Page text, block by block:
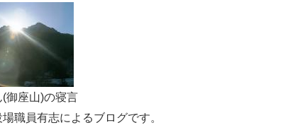
統計・人口
広報きたあいき
(御座山)の寝言
職員有志によるブログです。